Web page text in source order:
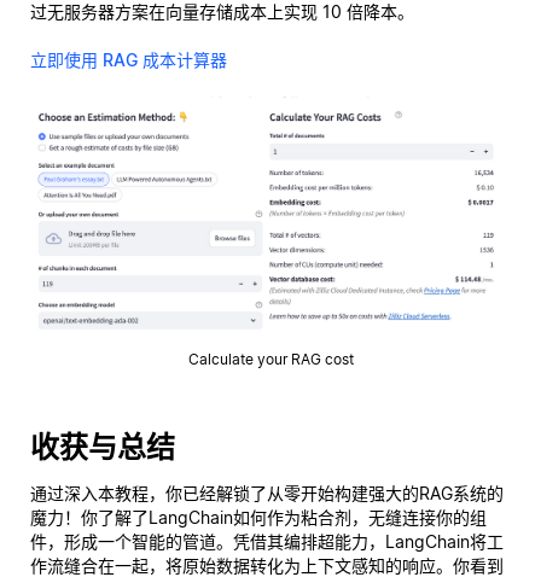
过无服务器方案在向量存储成本上实现 10 倍降本。
立即使用 RAG 成本计算器
Calculate your RAG cost
收获与总结
通过深入本教程，你已经解锁了从零开始构建强大的RAG系统的
魔力！你了解了LangChain如何作为粘合剂，无缝连接你的组
件，形成一个智能的管道。凭借其编排超能力，LangChain将工
作流缝合在一起，将原始数据转化为上下文感知的响应。你看到